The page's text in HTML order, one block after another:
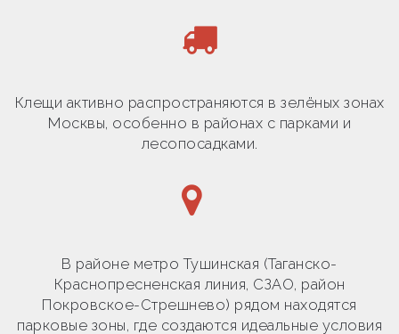
Клещи активно распространяются в зелёных зонах
Москвы, особенно в районах с парками и
лесопосадками.
В районе метро Тушинская (Таганско-
Краснопресненская линия, СЗАО, район
Покровское-Стрешнево) рядом находятся
парковые зоны, где создаются идеальные условия